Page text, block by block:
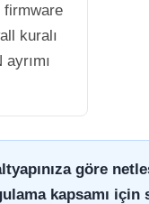
firmware
kuralı
göre
kapsamı için